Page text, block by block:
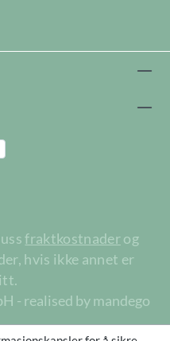
fraktkostnaderog
hvis ikke annet er
- realised by mandego